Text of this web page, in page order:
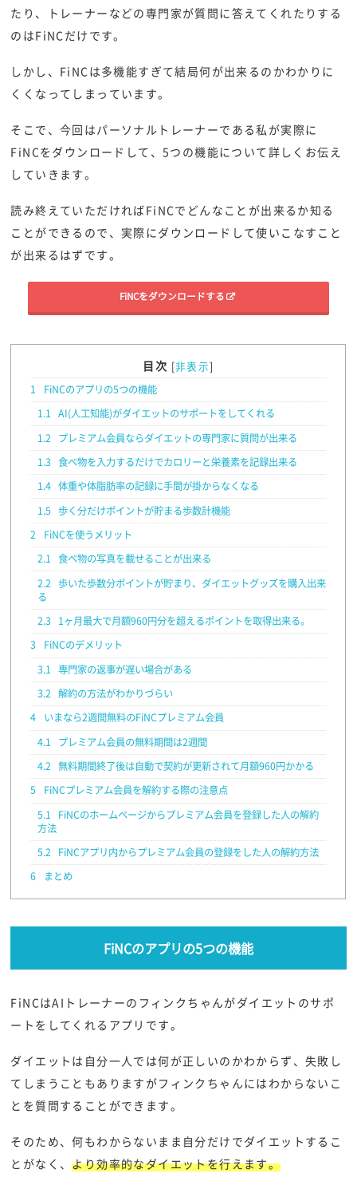
たり、トレーナーなどの専門家が質問に答えてくれたりする
のはFiNCだけです。
しかし、FiNCは多機能すぎて結局何が出来るのかわかりに
くくなってしまっています。
そこで、今回はパーソナルトレーナーである私が実際に
FiNCをダウンロードして、5つの機能について詳しくお伝え
していきます。
読み終えていただければFiNCでどんなことが出来るか知る
ことができるので、実際にダウンロードして使いこなすこと
が出来るはずです。
FiNCをダウンロードする
目次 [非表示]
1
FiNCのアプリの5つの機能
1.1 AI(人工知能)がダイエットのサポートをしてくれる
1.2
プレミアム会員ならダイエットの専門家に質問が出来る
1.3 食べ物を入力するだけでカロリーと栄養素を記録出来る
1.4 体重や体脂肪率の記録に手間が掛からなくなる
1.5 歩く分だけポイントが貯まる歩数計機能
2
FiNCを使うメリット
2.1 食べ物の写真を載せることが出来る
2.2 歩いた歩数分ポイントが貯まり、ダイエットグッズを購入出来
る
2.3 1ヶ月最大で月額960円分を超えるポイントを取得出来る。
3
FiNCのデメリット
3.1 専門家の返事が遅い場合がある
3.2 解約の方法がわかりづらい
4
いまなら2週間無料のFiNCプレミアム会員
4.1
プレミアム会員の無料期間は2週間
4.2 無料期間終了後は自動で契約が更新されて月額960円かかる
5
FiNCプレミアム会員を解約する際の注意点
5.1
FiNCのホームページからプレミアム会員を登録した人の解約
方法
5.2 FiNCアプリ内からプレミアム会員の登録をした人の解約方法
6
まとめ
FiNCのアプリの5つの機能
FiNCはAIトレーナーのフィンクちゃんがダイエットのサポ
ートをしてくれるアプリです。
ダイエットは自分一人では何が正しいのかわからず、失敗し
てしまうこともありますがフィンクちゃんにはわからないこ
とを質問することができます。
そのため、何もわからないまま自分だけでダイエットするこ
とがなく、より効率的なダイエットを行えます。